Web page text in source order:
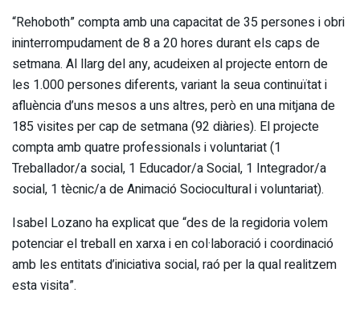
“Rehoboth” compta amb una capacitat de 35 persones i obri
ininterrompudament de 8 a 20 hores durant els caps de
setmana. Al llarg del any, acudeixen al projecte entorn de
les 1.000 persones diferents, variant la seua continuïtat i
afluència d’uns mesos a uns altres, però en una mitjana de
185 visites per cap de setmana (92 diàries). El projecte
compta amb quatre professionals i voluntariat (1
Treballador/a social, 1 Educador/a Social, 1 Integrador/a
social, 1 tècnic/a de Animació Sociocultural i voluntariat).
Isabel Lozano ha explicat que “des de la regidoria volem
potenciar el treball en xarxa i en col·laboració i coordinació
amb les entitats d’iniciativa social, raó per la qual realitzem
esta visita”.